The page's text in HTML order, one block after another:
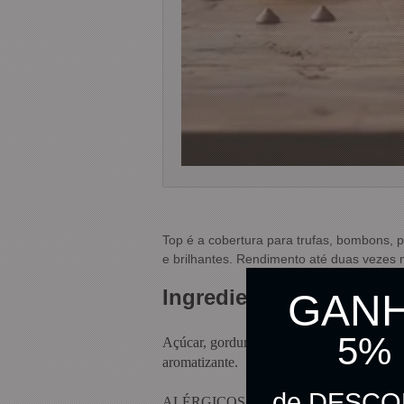
5%
Top é a cobertura para trufas, bombons,
e brilhantes. Rendimento até duas vezes
Ingredientes do
Açúcar, gordura vegetal, cacau em pó,
aromatizante.